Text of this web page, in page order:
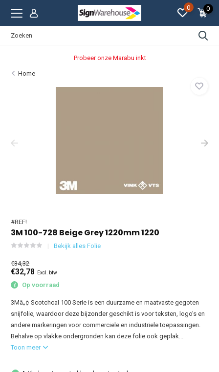
0 0
Probeer onze Marabu inkt
Home
#REF!
3M 100-728 Beige Grey 1220mm 1220
Bekijk alles Folie
€34,32
€32,78 Excl. btw
Op voorraad
3Mâ„¢ Scotchcal 100 Serie is een duurzame en maatvaste gegoten
snijfolie, waardoor deze bijzonder geschikt is voor teksten, logo's en
andere markeringen voor commerciele en industriele toepassingen.
Behalve op vlakke ondergronden kan deze folie ook geplak...
Toon meer